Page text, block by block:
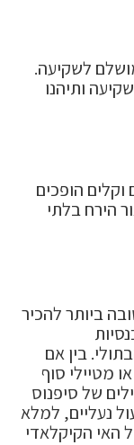
לשקיעה.
לפני השקיעה ותיהנו
הופכים
הירח בלתי
ביותר להכיר
בין אם
מטיילי סוף
של סיפנוס
נעליים, למלא
האי הקיקלאדי